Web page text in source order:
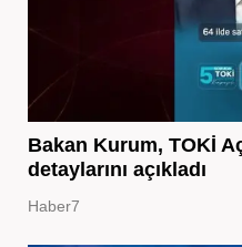
Bakan Kurum, TOKİ
detaylarını açıkladı
Haber7